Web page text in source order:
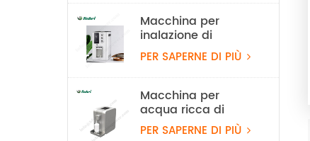
Macchina per
inalazione di
idrogeno al 99,99%
Rubri 1800 ml/min
PER SAPERNE DI PIÙ
Macchina per
acqua ricca di
idrogeno PEM
PER SAPERNE DI PIÙ